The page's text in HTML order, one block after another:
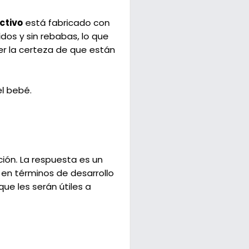
está fabricado con
y sin rebabas, lo que
la certeza de que están
bebé.
La respuesta es un
términos de desarrollo
les serán útiles a